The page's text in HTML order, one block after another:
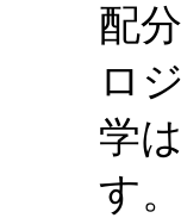
配
ロ
学
す